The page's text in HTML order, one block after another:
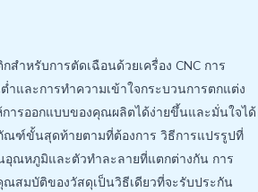
ำหรับการตัดเฉือนด้วยเครื่อง CNC การ
และการทำความเข้าใจกระบวนการตกแต่ง
ารออกแบบของคุณผลิตได้ง่ายขึ้นและมั่นใจได้
ฑ์ขั้นสุดท้ายตามที่ต้องการ วิธีการแปรรูปที่
ณหภูมิและตัวทำละลายที่แตกต่างกัน การ
ณสมบัติของวัสดุเป็นวิธีเดียวที่จะรับประกัน